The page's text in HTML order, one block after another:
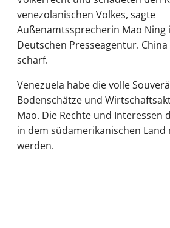
venezolanischen Volkes, sagte
Außenamtssprecherin Mao Ning
Deutschen Presseagentur.
scharf.
Venezuela habe die volle
Bodenschätze und
Mao. Die Rechte und Interessen
in dem südamerikanischen
werden.